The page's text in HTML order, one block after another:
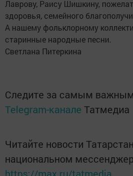
Лаврову, Раису Шишкину,
здоровья, семейного
А нашему фольклорному
старинные народные песни.
Светлана Питеркина
Следите за самым
Telegram-канале Татмедиа
Читайте новости
национальном
https://max.ru/tatmedia